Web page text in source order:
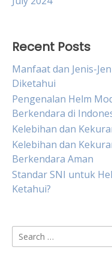
Recent Posts
Manfaat dan Jenis-
Diketahui
Pengenalan Helm
Berkendara di
Kelebihan dan
Kelebihan dan
Berkendara Aman
Standar SNI untuk
Ketahui?
Search
for: